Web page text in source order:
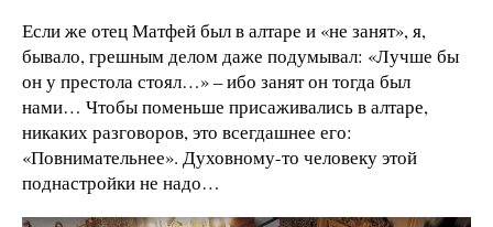
Если же отец Матфей был в алтаре и «не занят», я,
бывало, грешным делом даже подумывал: «Лучше бы
он у престола стоял…» – ибо занят он тогда был
нами… Чтобы поменьше присаживались в алтаре,
никаких разговоров, это всегдашнее его:
«Повнимательнее». Духовному-то человеку этой
поднастройки не надо…